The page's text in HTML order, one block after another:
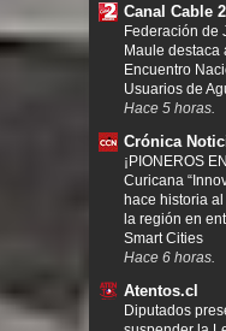
Canal Cable
Federación de
Maule destaca
Encuentro
Usuarios de
Hace 5 horas.
Crónica
¡PIONEROS
Curicana
hace historia
la región en
Smart Cities
Hace 6 horas.
Atentos.cl
Diputados